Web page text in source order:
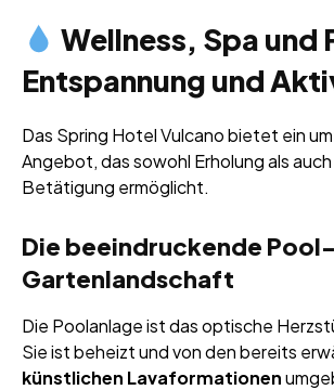
Wellness, Spa und
Entspannung und
Das Spring Hotel Vulcano bietet ein
Angebot, das sowohl Erholung als
Betätigung ermöglicht.
Die beeindruckende
Gartenlandschaft
Die Poolanlage ist das optische
Sie ist beheizt und von den bereits
künstlichen Lavaformationen